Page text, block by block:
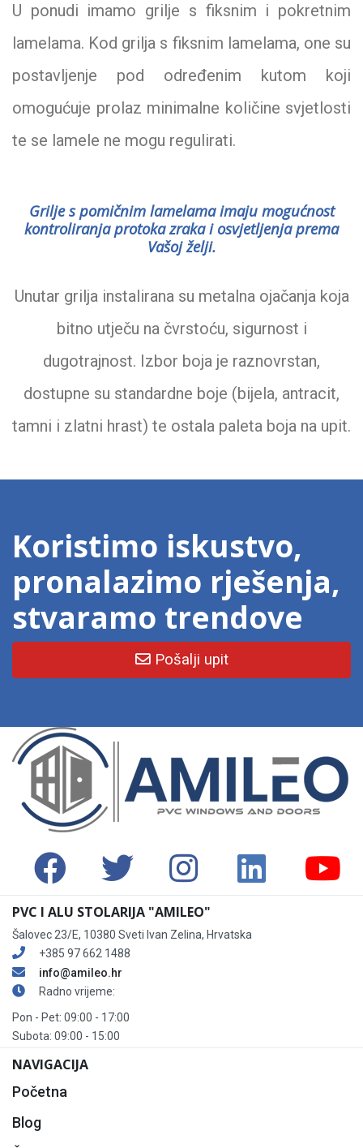
U ponudi imamo grilje s fiksnim i pokretnim
lamelama. Kod grilja s fiksnim lamelama, one su
postavljenje pod određenim kutom koji
omogućuje prolaz minimalne količine svjetlosti
te se lamele ne mogu regulirati.
Grilje s pomičnim lamelama imaju mogućnost
kontroliranja protoka zraka i osvjetljenja prema
Vašoj želji.
Unutar grilja instalirana su metalna ojačanja koja
bitno utječu na čvrstoću, sigurnost i
dugotrajnost. Izbor boja je raznovrstan,
dostupne su standardne boje (bijela, antracit,
tamni i zlatni hrast) te ostala paleta boja na upit.
Koristimo iskustvo,
pronalazimo rješenja,
stvaramo trendove
Pošalji upit
PVC I ALU STOLARIJA "AMILEO"
Šalovec 23/E, 10380 Sveti Ivan Zelina, Hrvatska
+385 97 662 1488
info@amileo.hr
Radno vrijeme:
Pon - Pet: 09:00 - 17:00
Subota: 09:00 - 15:00
NAVIGACIJA
Početna
Blog